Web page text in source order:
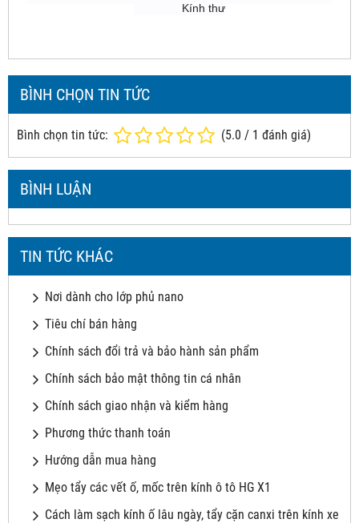
Kính thư
BÌNH CHỌN TIN TỨC
Bình chọn tin tức: (5.0 / 1 đánh giá)
BÌNH LUẬN
TIN TỨC KHÁC
Nơi dành cho lớp phủ nano
Tiêu chí bán hàng
Chính sách đổi trả và bảo hành sản phẩm
Chính sách bảo mật thông tin cá nhân
Chính sách giao nhận và kiểm hàng
Phương thức thanh toán
Hướng dẫn mua hàng
Mẹo tẩy các vết ố, mốc trên kính ô tô HG X1
Cách làm sạch kính ố lâu ngày, tẩy cặn canxi trên kính xe